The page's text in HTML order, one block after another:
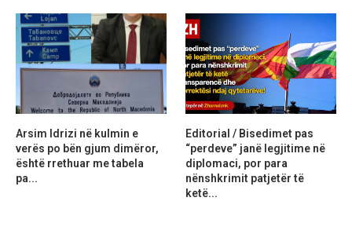
Arsim Idrizi në kulmin e
verës po bën gjum dimëror,
është rrethuar me tabela
pa...
Editorial / Bisedimet pas
“perdeve” janë legjitime në
diplomaci, por para
nënshkrimit patjetër të
ketë...